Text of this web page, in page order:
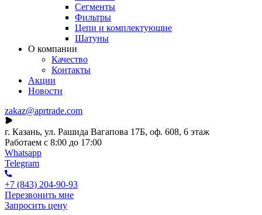
Сегменты
Фильтры
Цепи и комплектующие
Шатуны
О компании
Качество
Контакты
Акции
Новости
zakaz@aprtrade.com
г. Казань, ул. Рашида Вагапова 17Б, оф. 608, 6 этаж
Работаем с 8:00 до 17:00
Whatsapp
Telegram
+7 (843) 204-90-93
Перезвонить мне
Запросить цену